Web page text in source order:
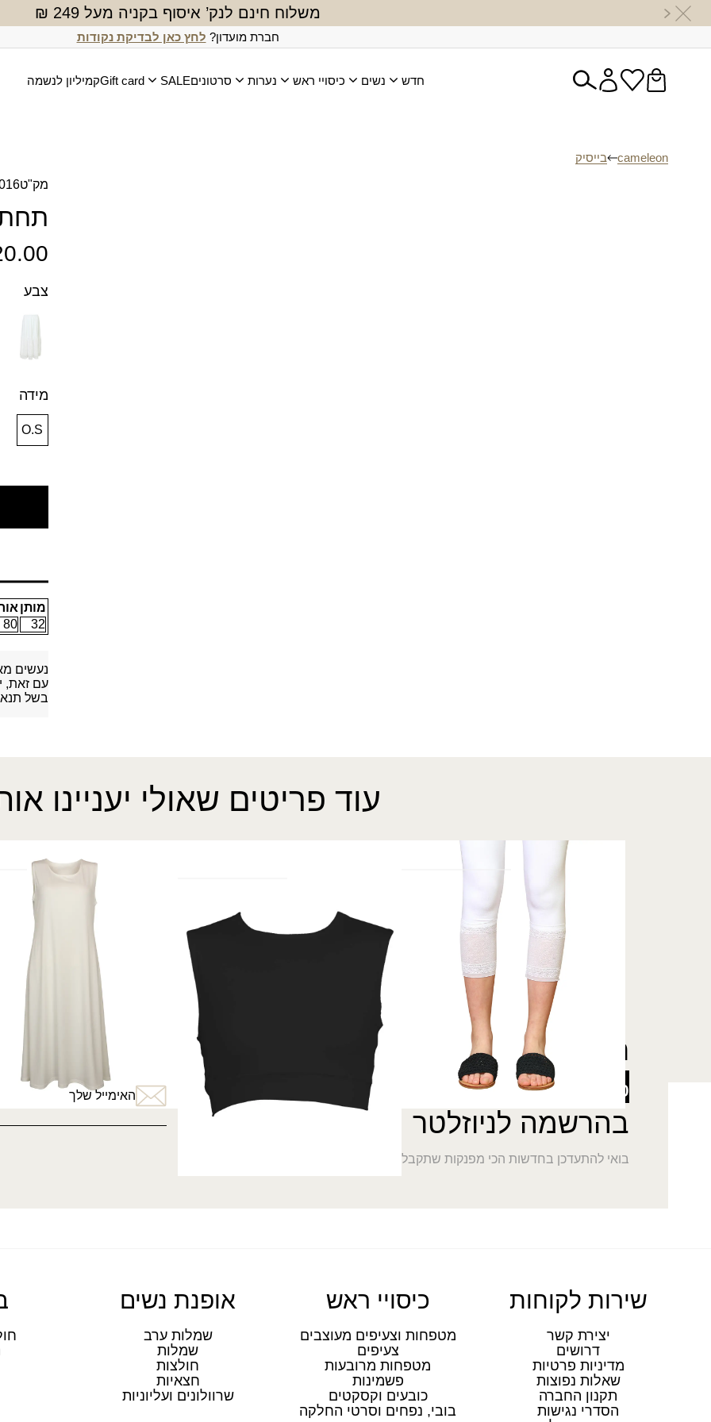
משלוח חינם לנק’ איסוף בקניה מעל 249 ₪
חברת מועדון? לחץ כאן לבדיקת נקודות
חדש נשים כיסויי ראש נערות סרטוניםSALE
Gift cardקמיליון לנשמה
cameleon
בייסיק
מק"ט
צבע
מידה
O.S
מותן
32
80
נעשים
עם זאת,
בשל
עוד פריטים שאולי יעניינו
טייץ תחרה שושן
שמלת תחתית יונית
רוצה להתעדכן לפני כולן?
5% הנחה
על כל האתר
בהרשמה לניוזלטר
בואי להתעדכן בחדשות הכי מפנקות שתקבלי במייל
האימייל שלך
שירות לקוחות
יצירת קשר
דרושים
מדיניות פרטיות
שאלות נפוצות
תקנון החברה
הסדרי נגישות
כיסויי ראש
מטפחות וצעיפים מעוצבים
צעיפים
מטפחות מרובעות
פשמינות
כובעים וקסקטים
בובי, נפחים וסרטי החלקה
אופנת נשים
שמלות ערב
שמלות
חולצות
חצאיות
שרוולונים ועליוניות